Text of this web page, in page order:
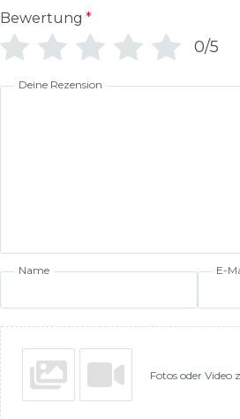
Bewertung *
0/5
Deine Rezension
Name E-
Fotos oder